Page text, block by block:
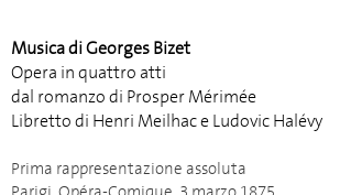
Musica di Georges Bizet
Opera in quattro atti
dal romanzo di Prosper Mérimée
Libretto di Henri Meilhac e Ludovic Halévy
Prima rappresentazione assoluta